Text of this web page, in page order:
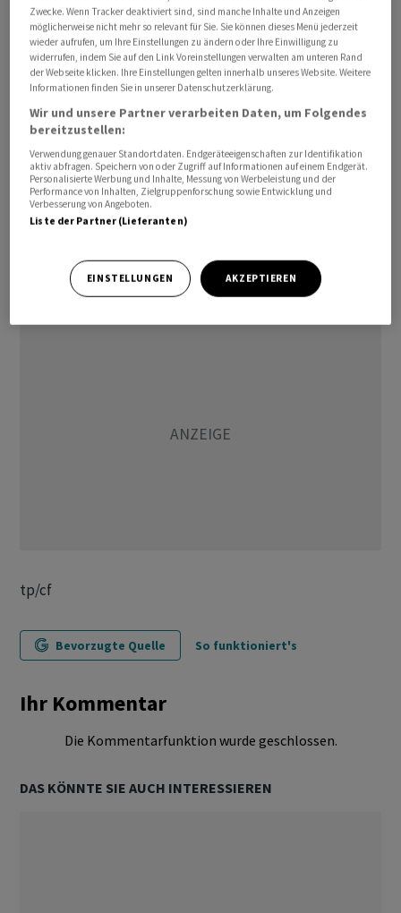
Immunglobulin-A-Nephropathie (IgAN), einer
fortschreitenden, seltenen Nierenerkrankung, die vor
allem junge Erwachsene betrifft und für die es derzeit
keine gezielten Behandlungsmöglichkeiten gibt.
Die gesamte Transaktion hat einen Wert von bis zu 3,5
Milliarden US-Dollar. Die Chinook-Aktionäre erhalten
nun eine Zahlung über 40 US-Dollar in bar pro Aktie.
Zusätzlich haben sie ein bedingtes Anrecht auf eine
Zahlung von weiteren bis zu 4 US-Dollar in bar je Aktie.
regulatorischer Meilensteine. Insgesamt haben die
Anrechte einen Wert von bis zu 300 Millionen Dollar.
tp/cf
Bevorzugte Quelle So funktioniert's
Ihr Kommentar
Die Kommentarfunktion wurde geschlossen.
DAS KÖNNTE SIE AUCH INTERESSIEREN
Zwecke. Wenn Tracker deaktiviert sind, sind manche Inhalte und Anzeigen
möglicherweise nicht mehr so relevant für Sie. Sie können dieses Menü jederzeit
wieder aufrufen, um Ihre Einstellungen zu ändern oder Ihre Einwilligung zu
widerrufen, indem Sie auf den Link Voreinstellungen verwalten am unteren Rand
der Webseite klicken. Ihre Einstellungen gelten innerhalb unseres Website. Weitere
Informationen finden Sie in unserer Datenschutzerklärung.
Wir und unsere Partner verarbeiten Daten, um Folgendes
bereitzustellen:
Verwendung genauer Standortdaten. Endgeräteeigenschaften zur Identifikation
aktiv abfragen. Speichern von oder Zugriff auf Informationen auf einem Endgerät.
Personalisierte Werbung und Inhalte, Messung von Werbeleistung und der
Performance von Inhalten, Zielgruppenforschung sowie Entwicklung und
Verbesserung von Angeboten.
Liste der Partner (Lieferanten)
EINSTELLUNGEN AKZEPTIEREN